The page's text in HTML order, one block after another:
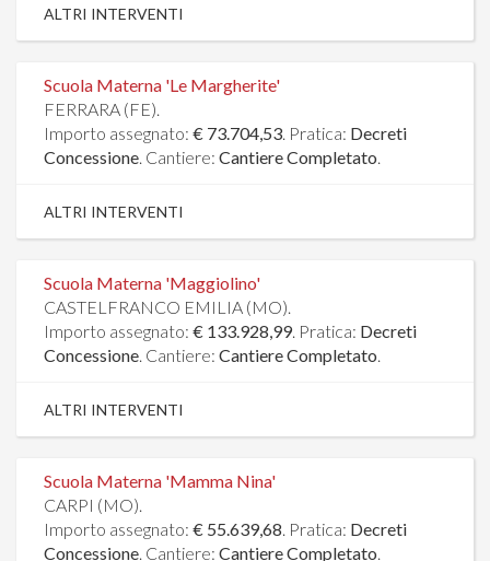
ALTRI INTERVENTI
Scuola Materna 'Le Margherite'
FERRARA (FE).
Importo assegnato: € 73.704,53. Pratica: Decreti
Concessione. Cantiere: Cantiere Completato.
ALTRI INTERVENTI
Scuola Materna 'Maggiolino'
CASTELFRANCO EMILIA (MO).
Importo assegnato: € 133.928,99. Pratica: Decreti
Concessione. Cantiere: Cantiere Completato.
ALTRI INTERVENTI
Scuola Materna 'Mamma Nina'
CARPI (MO).
Importo assegnato: € 55.639,68. Pratica: Decreti
Concessione. Cantiere: Cantiere Completato.